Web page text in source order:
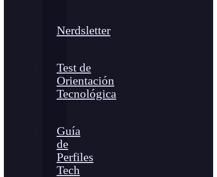
Nerdsletter
Test de
Orientación
Tecnológica
Guía
de
Perfiles
Tech